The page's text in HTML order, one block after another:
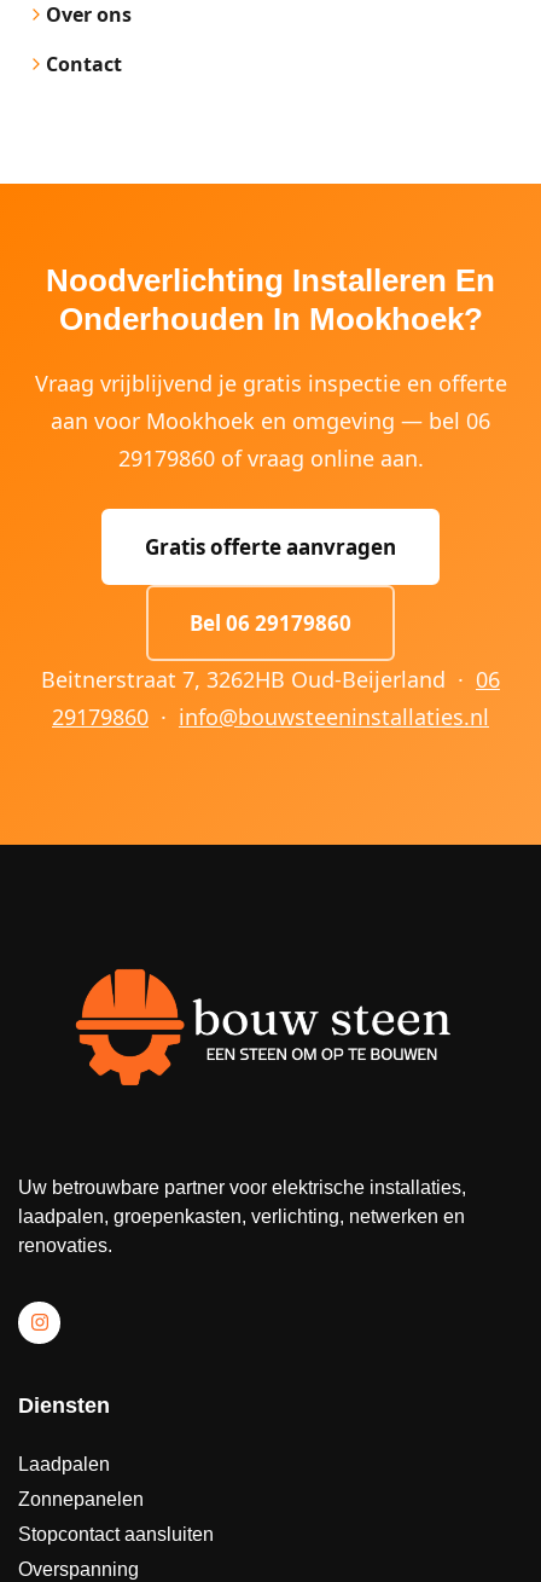
Over ons
Contact
Noodverlichting Installeren En
Onderhouden In Mookhoek?
Vraag vrijblijvend je gratis inspectie en offerte
aan voor Mookhoek en omgeving — bel 06
29179860 of vraag online aan.
Gratis offerte aanvragen
Bel 06 29179860
Beitnerstraat 7, 3262HB Oud-Beijerland · 06
29179860 · info@bouwsteeninstallaties.nl
Uw betrouwbare partner voor elektrische installaties,
laadpalen, groepenkasten, verlichting, netwerken en
renovaties.
Diensten
Laadpalen
Zonnepanelen
Stopcontact aansluiten
Overspanning